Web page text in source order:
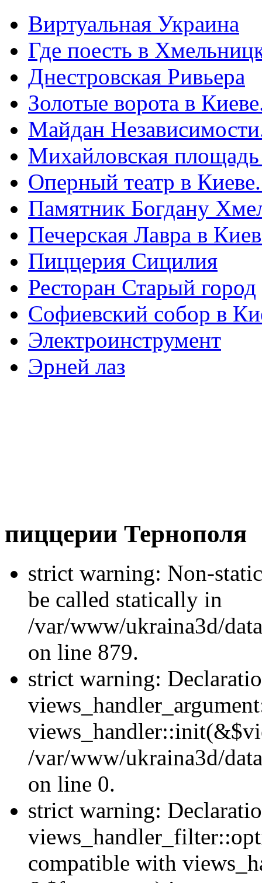
Виртуальная Украина
Где поесть в
Днестровская Ривьера
Золотые ворота в
Майдан
Михайловская
Оперный театр в
Памятник Богдану
Печерская Лавра в
Пиццерия Сицилия
Ресторан Старый город
Софиевский собор в
Электроинструмент
Эрней лаз
пиццерии Тернополя
strict warning: Non-
be called statically in
/var/www/ukraina3d/
on line 879.
strict warning:
/var/www/ukraina3d/
on line 0.
strict warning:
compatible with